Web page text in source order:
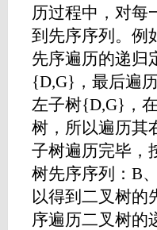
历过程中，对每
到先序序列。例
先序遍历的递归
{D,G}，最后遍
左子树{D,G}，
树，所以遍历其
子树遍历完毕，
树先序序列：B
以得到二叉树的
序遍历二叉树